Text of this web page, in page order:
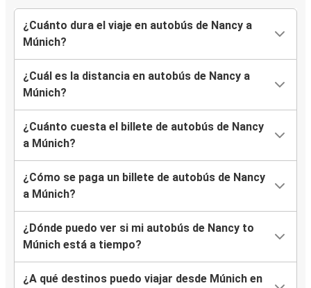
¿Cuánto dura el viaje en autobús de Nancy a
Múnich?
¿Cuál es la distancia en autobús de Nancy a
Múnich?
¿Cuánto cuesta el billete de autobús de Nancy
a Múnich?
¿Cómo se paga un billete de autobús de Nancy
a Múnich?
¿Dónde puedo ver si mi autobús de Nancy to
Múnich está a tiempo?
¿A qué destinos puedo viajar desde Múnich en